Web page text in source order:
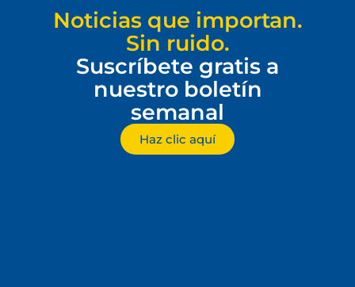
Noticias que importan.
Sin ruido.
Suscríbete gratis a
nuestro boletín
semanal
Haz clic aquí